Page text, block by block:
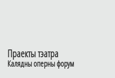
Праекты тэатра
Калядны оперны форум